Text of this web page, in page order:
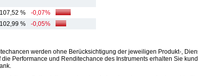
107,52 %
-0,07%
102,99 % -0,05%
werden ohne Berücksichtigung der jeweiligen Produkt-,
Performance und Renditechance des Instruments erhalten Sie